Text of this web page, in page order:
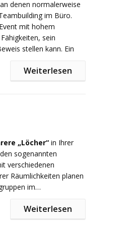
denen normalerweise
im Büro.
mit hohem
sein
stellen kann. Ein
Unternehmen in
Produkte entlang des
spielerisch durch
langjährigen Kunden
Weiterlesen
„Löcher“ in Ihrer
sogenannten
verschiedenen
Räumlichkeiten planen
im
Weiterlesen